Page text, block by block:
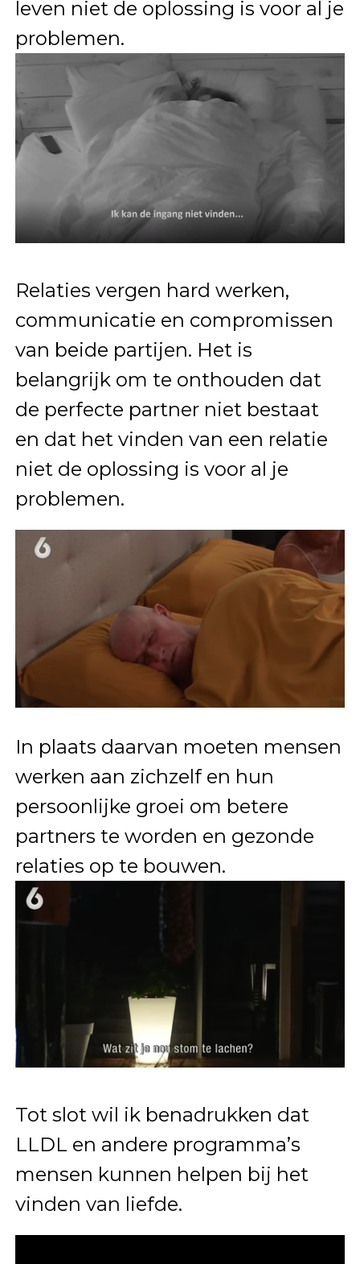
leven niet de oplossing is voor al je
problemen.
Relaties vergen hard werken,
communicatie en compromissen
van beide partijen. Het is
belangrijk om te onthouden dat
de perfecte partner niet bestaat
en dat het vinden van een relatie
niet de oplossing is voor al je
problemen.
In plaats daarvan moeten mensen
werken aan zichzelf en hun
persoonlijke groei om betere
partners te worden en gezonde
relaties op te bouwen.
Tot slot wil ik benadrukken dat
LLDL en andere programma’s
mensen kunnen helpen bij het
vinden van liefde.